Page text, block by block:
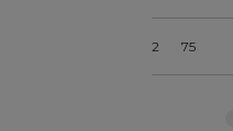
2 75